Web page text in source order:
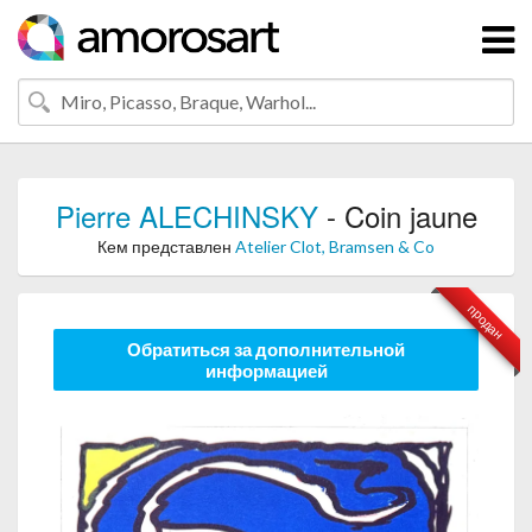
Pierre ALECHINSKY- Coin jaune
Кем представлен Atelier Clot, Bramsen & Co
продан
Обратиться за дополнительной
информацией